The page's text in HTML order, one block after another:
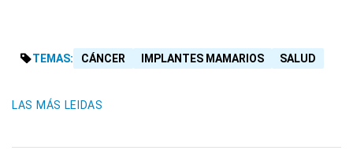
TEMAS: CÁNCER IMPLANTES MAMARIOS SALUD
LAS MÁS LEIDAS